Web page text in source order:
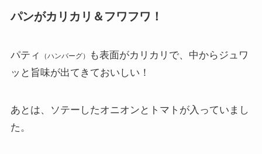
パンがカリカリ＆フワフワ！
パティ （ハンバーグ）
も表面がカリカリで、中からジュワ
ッと旨味が出てきておいしい！
あとは、ソテーしたオニオンとトマトが入っていまし
た。